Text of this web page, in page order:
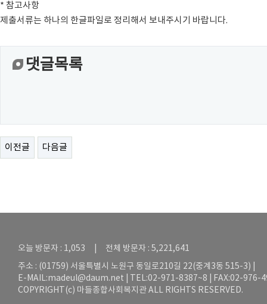
* 참고사항
제출서류는 하나의 한글파일로 정리해서 보내주시기 바랍니다.
댓글목록
이전글 다음글
오늘 방문자 : 1,053 | 전체 방문자 : 5,221,641
주소 : (01759) 서울특별시 노원구 동일로210길 22(중계3동 515-3) |
E-MAIL:madeul@daum.net | TEL:02-971-8387~8 | FAX:02-976-
COPYRIGHT(c) 마들종합사회복지관 ALL RIGHTS RESERVED.